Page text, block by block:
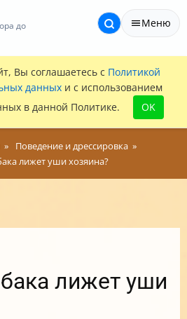
до
Меню
Вы соглашаетесь с Политикой
данных и с использованием
в данной Политике.
OK
Поведение и дрессировка
лижет уши хозяина?
лижет уши